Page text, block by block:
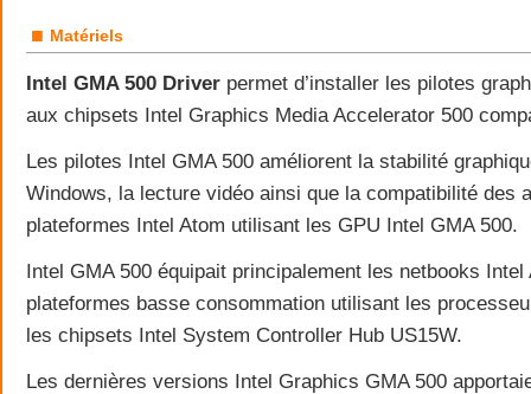
■ Matériels
Intel GMA 500 Driver permet d’installer les pilotes
aux chipsets Intel Graphics Media Accelerator 500
Les pilotes Intel GMA 500 améliorent la stabilité
Windows, la lecture vidéo ainsi que la compatibilité des
plateformes Intel Atom utilisant les GPU Intel GMA 500.
Intel GMA 500 équipait principalement les netbooks
plateformes basse consommation utilisant les
les chipsets Intel System Controller Hub US15W.
Les dernières versions Intel Graphics GMA 500